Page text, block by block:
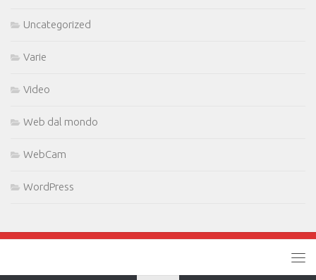
Uncategorized
Varie
Video
Web dal mondo
WebCam
WordPress